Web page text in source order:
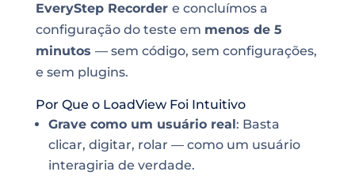
EveryStep Recorder e concluímos a
configuração do teste em menos de 5
minutos — sem código, sem configurações,
e sem plugins.
Por Que o LoadView Foi Intuitivo
Grave como um usuário real : Basta
clicar, digitar, rolar — como um usuário
interagiria de verdade.